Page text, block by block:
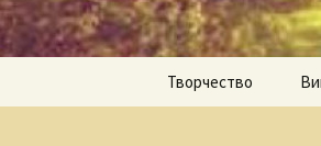
Творчество